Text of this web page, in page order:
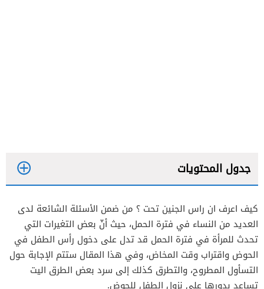
جدول المحتويات
كيف اعرف ان راس الجنين تحت ؟ من ضمن الأسئلة الشائعة لدى
العديد من النساء في فترة الحمل، حيث أنّ بعض التغيرات التي
تحدث للمرأة في فترة الحمل قد تدل على دخول رأس الطفل في
الحوض واقتراب وقت المخاض، وفي هذا المقال ستتم الإجابة حول
التسأول المطروح، والتطرق كذلك إلى سرد بعض الطرق اليت
تساعد بدورها على نزول الطفل للحوض.